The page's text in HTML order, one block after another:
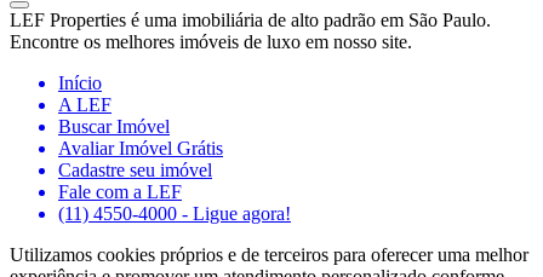
LEF Properties é uma imobiliária de alto padrão em São Paulo.
Encontre os melhores imóveis de luxo em nosso site.
Início
A LEF
Buscar Imóvel
Avaliar Imóvel Grátis
Cadastre seu imóvel
Fale com a LEF
(11) 4550-4000 - Ligue agora!
Utilizamos cookies próprios e de terceiros para oferecer uma melhor